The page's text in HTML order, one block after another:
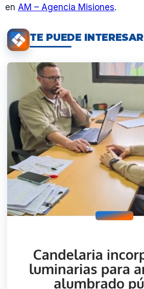
en AM – Agencia Misiones.
TE PUEDE INTERESAR